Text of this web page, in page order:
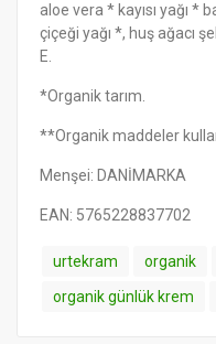
aloe vera * kayısı yağı *
çiçeği yağı *, huş ağacı
E.
*Organik tarım.
**Organik maddeler
Menşei: DANİMARKA
EAN: 5765228837702
urtekram organik
organik günlük krem